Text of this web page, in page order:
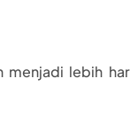
menjadi lebih